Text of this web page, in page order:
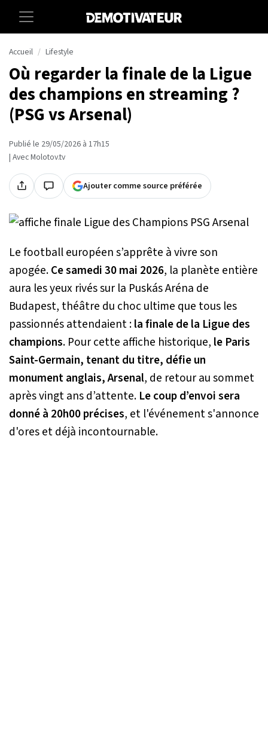
Accueil Lifestyle
Où regarder la finale de la Ligue
des champions en streaming ?
(PSG vs Arsenal)
Publié le 29/05/2026 à 17h15
| Avec Molotov.tv
Ajouter comme source préférée
Le football européen s’apprête à vivre son
apogée.Ce samedi 30 mai 2026, la planète entière
aura les yeux rivés sur la Puskás Aréna de
Budapest, théâtre du choc ultime que tous les
passionnés attendaient :la finale de la Ligue des
champions. Pour cette affiche historique, le Paris
Saint-Germain, tenant du titre, défie un
monument anglais, Arsenal, de retour au sommet
après vingt ans d’attente. Le coup d’envoi sera
donné à 20h00 précises, et l'événement s'annonce
d'ores et déjà incontournable.